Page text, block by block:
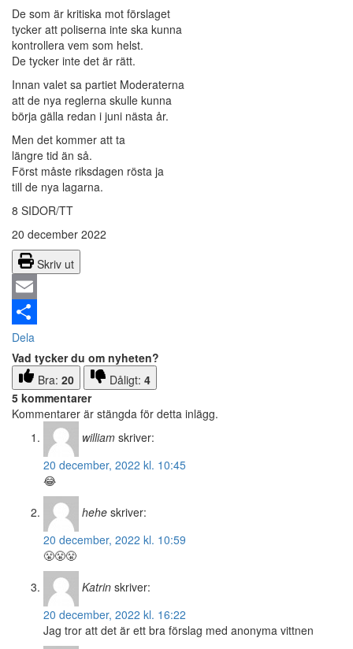
De som är kritiska mot förslaget
tycker att poliserna inte ska kunna
kontrollera vem som helst.
De tycker inte det är rätt.
Innan valet sa partiet Moderaterna
att de nya reglerna skulle kunna
börja gälla redan i juni nästa år.
Men det kommer att ta
längre tid än så.
Först måste riksdagen rösta ja
till de nya lagarna.
8 SIDOR/TT
20 december 2022
Skriv ut
Email
Dela
Vad tycker du om nyheten?
Bra: 20 Dåligt: 4
5 kommentarer
Kommentarer är stängda för detta inlägg.
william skriver:
20 december, 2022 kl. 10:45
😂
hehe skriver:
20 december, 2022 kl. 10:59
😤😤😤
Katrin skriver:
20 december, 2022 kl. 16:22
Jag tror att det är ett bra förslag med anonyma vittnen